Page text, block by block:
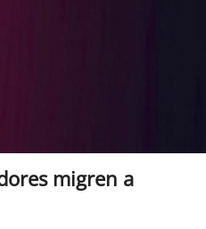
migren a